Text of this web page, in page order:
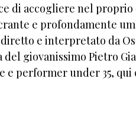
di accogliere nel
e profondamente
e interpretato da
giovanissimo Pietro
e performer under 35,